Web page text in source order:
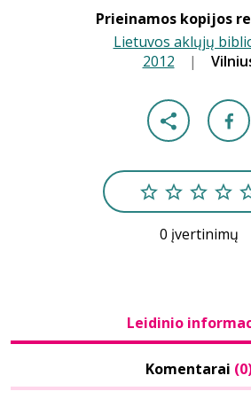
Prieinamos kopijos
Lietuvos aklųjų
2012 |
0 įvertinimų
Leidinio
Komentarai